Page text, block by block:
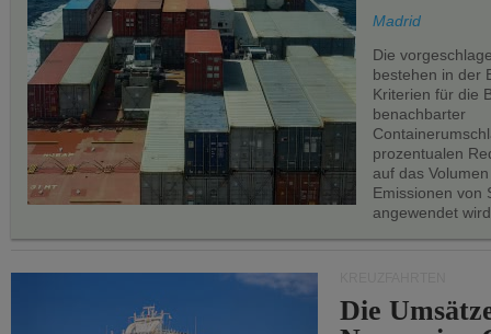
Madrid
Die
bestehen in der
Kriterien für die
benachbarter
prozentualen
auf das
Emissionen von
angewendet
Die